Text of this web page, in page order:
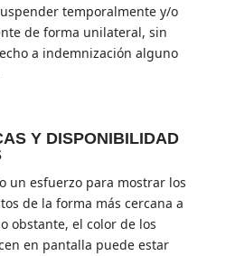
temporalmente y/o
de forma unilateral, sin
a indemnización alguno
Y DISPONIBILIDAD
un esfuerzo para mostrar los
de la forma más cercana a
obstante, el color de los
en pantalla puede estar